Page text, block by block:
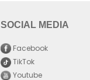
SOCIAL MEDIA
Facebook
TikTok
Youtube